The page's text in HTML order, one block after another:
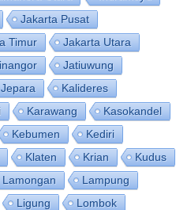
Jakarta Pusat
Timur
Jakarta Utara
Jatiuwung
Jepara
Kalideres
Karawang
Kasokandel
Kebumen
Kediri
Klaten Krian
Kudus
Lamongan
Lampung
Ligung
Lombok